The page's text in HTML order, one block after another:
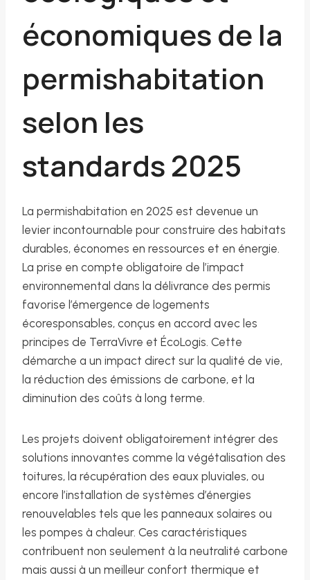
économiques de la
permishabitation
selon les
standards 2025
La permishabitation en 2025 est devenue un
levier incontournable pour construire des habitats
durables, économes en ressources et en énergie.
La prise en compte obligatoire de l’impact
environnemental dans la délivrance des permis
favorise l’émergence de logements
écoresponsables, conçus en accord avec les
principes de TerraVivre et ÉcoLogis. Cette
démarche a un impact direct sur la qualité de vie,
la réduction des émissions de carbone, et la
diminution des coûts à long terme.
Les projets doivent obligatoirement intégrer des
solutions innovantes comme la végétalisation des
toitures, la récupération des eaux pluviales, ou
encore l’installation de systèmes d’énergies
renouvelables tels que les panneaux solaires ou
les pompes à chaleur. Ces caractéristiques
contribuent non seulement à la neutralité carbone
mais aussi à un meilleur confort thermique et